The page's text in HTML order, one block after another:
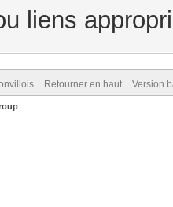
liens
Retourner en haut Version